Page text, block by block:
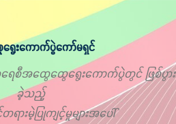
ရွေးကောက်ပွဲကော်မရှင်
ရေစီအထွေထွေရွေးကောက်ပွဲတွင် ဖြစ်ပွား
ခဲ့သည့်
ားမဲ့ပြုကျင့်မှုများအပေါ်